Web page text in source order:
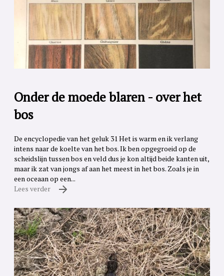
Onder de moede blaren - over het
bos
De encyclopedie van het geluk 31 Het is warm en ik verlang
intens naar de koelte van het bos. Ik ben opgegroeid op de
scheidslijn tussen bos en veld dus je kon altijd beide kanten uit,
maar ik zat van jongs af aan het meest in het bos. Zoals je in
een oceaan op een...
Lees verder